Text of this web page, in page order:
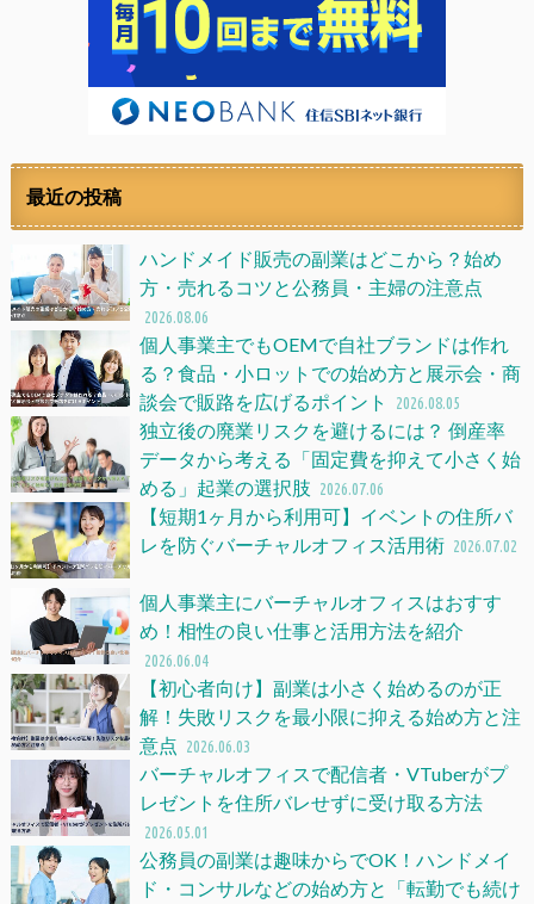
最近の投稿
ハンドメイド販売の副業はどこから？始め
方・売れるコツと公務員・主婦の注意点
2026.08.06
個人事業主でもOEMで自社ブランドは作れ
る？食品・小ロットでの始め方と展示会・商
談会で販路を広げるポイント
2026.08.05
独立後の廃業リスクを避けるには？ 倒産率
データから考える「固定費を抑えて小さく始
める」起業の選択肢 2026.07.06
【短期1ヶ月から利用可】イベントの住所バ
レを防ぐバーチャルオフィス活用術 2026.07.02
個人事業主にバーチャルオフィスはおすす
め！相性の良い仕事と活用方法を紹介
2026.06.04
【初心者向け】副業は小さく始めるのが正
解！失敗リスクを最小限に抑える始め方と注
意点 2026.06.03
バーチャルオフィスで配信者・VTuberがプ
レゼントを住所バレせずに受け取る方法
2026.05.01
公務員の副業は趣味からでOK！ハンドメイ
ド・コンサルなどの始め方と「転勤でも続け